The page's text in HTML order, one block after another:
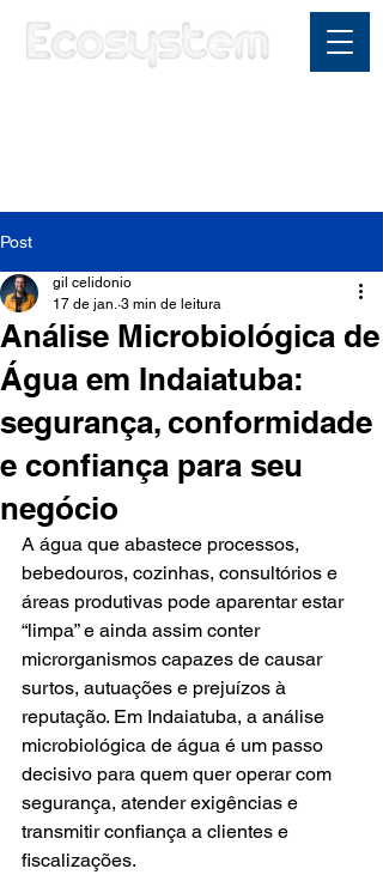
Post
Análise Microbiológica de
Água em Indaiatuba:
segurança, conformidade
e confiança para seu
negócio
gil celidonio
17 de jan. 3 min de leitura
A água que abastece processos,
bebedouros, cozinhas, consultórios e
áreas produtivas pode aparentar estar
“limpa” e ainda assim conter
microrganismos capazes de causar
surtos, autuações e prejuízos à
reputação. Em Indaiatuba, a análise
microbiológica de água é um passo
decisivo para quem quer operar com
segurança, atender exigências e
transmitir confiança a clientes e
fiscalizações.